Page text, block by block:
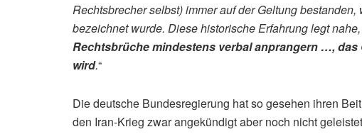
Rechtsbrecher selbst) immer auf der Geltung bestanden,
bezeichnet wurde. Diese historische Erfahrung legt
Rechtsbrüche mindestens verbal anprangern …,
wird.“
Die deutsche Bundesregierung hat so gesehen ihren
den Iran-Krieg zwar angekündigt aber noch nicht